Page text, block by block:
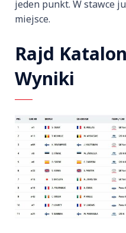
jeden punkt. W stawce
miejsce.
Rajd
Wyniki